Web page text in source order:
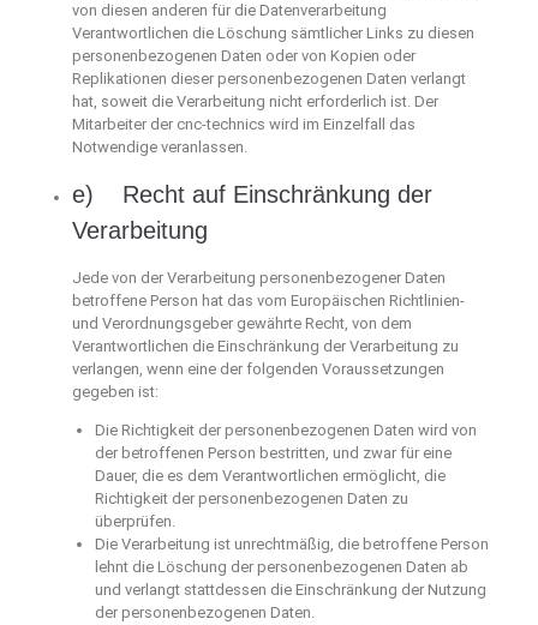
von diesen anderen für die Datenverarbeitung
Verantwortlichen die Löschung sämtlicher Links zu diesen
personenbezogenen Daten oder von Kopien oder
Replikationen dieser personenbezogenen Daten verlangt
hat, soweit die Verarbeitung nicht erforderlich ist. Der
Mitarbeiter der cnc-technics wird im Einzelfall das
Notwendige veranlassen.
e) Recht auf Einschränkung der
Verarbeitung
Jede von der Verarbeitung personenbezogener Daten
betroffene Person hat das vom Europäischen Richtlinien-
und Verordnungsgeber gewährte Recht, von dem
Verantwortlichen die Einschränkung der Verarbeitung zu
verlangen, wenn eine der folgenden Voraussetzungen
gegeben ist:
Die Richtigkeit der personenbezogenen Daten wird von
der betroffenen Person bestritten, und zwar für eine
Dauer, die es dem Verantwortlichen ermöglicht, die
Richtigkeit der personenbezogenen Daten zu
überprüfen.
Die Verarbeitung ist unrechtmäßig, die betroffene Person
lehnt die Löschung der personenbezogenen Daten ab
und verlangt stattdessen die Einschränkung der Nutzung
der personenbezogenen Daten.